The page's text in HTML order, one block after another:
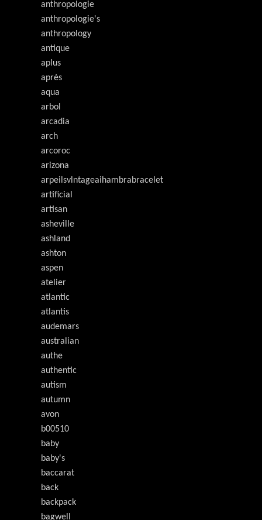
anthropologie
anthropologie's
anthropology
antique
aplus
après
aqua
arbol
arcadia
arch
arcoroc
arizona
arpeilsvlntageaihambrabracelet
artificial
artisan
asheville
ashland
ashton
aspen
atelier
atlantic
atlantis
audemars
australian
authe
authentic
autism
autumn
avon
b00510
baby
baby's
baccarat
back
backpack
bagwell